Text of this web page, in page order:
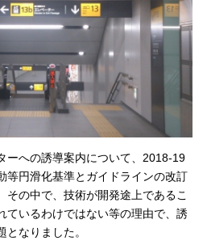
ーへの誘導案内について、2018-19
等円滑化基準とガイドラインの改訂
その中で、技術が開発途上であるこ
ているわけではない等の理由で、誘
なりました。